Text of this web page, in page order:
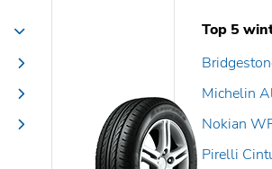
Top 5
Michelin
Nokian
Pirelli